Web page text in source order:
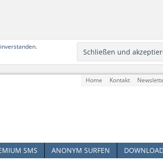
Home Kontakt
SMS ANONYM SURFEN